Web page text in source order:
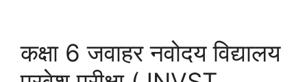
कक्षा 6 जवाहर नवोदय विद्यालय